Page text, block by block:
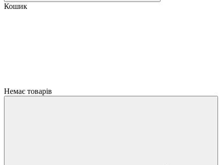
Кошик
Немає товарів